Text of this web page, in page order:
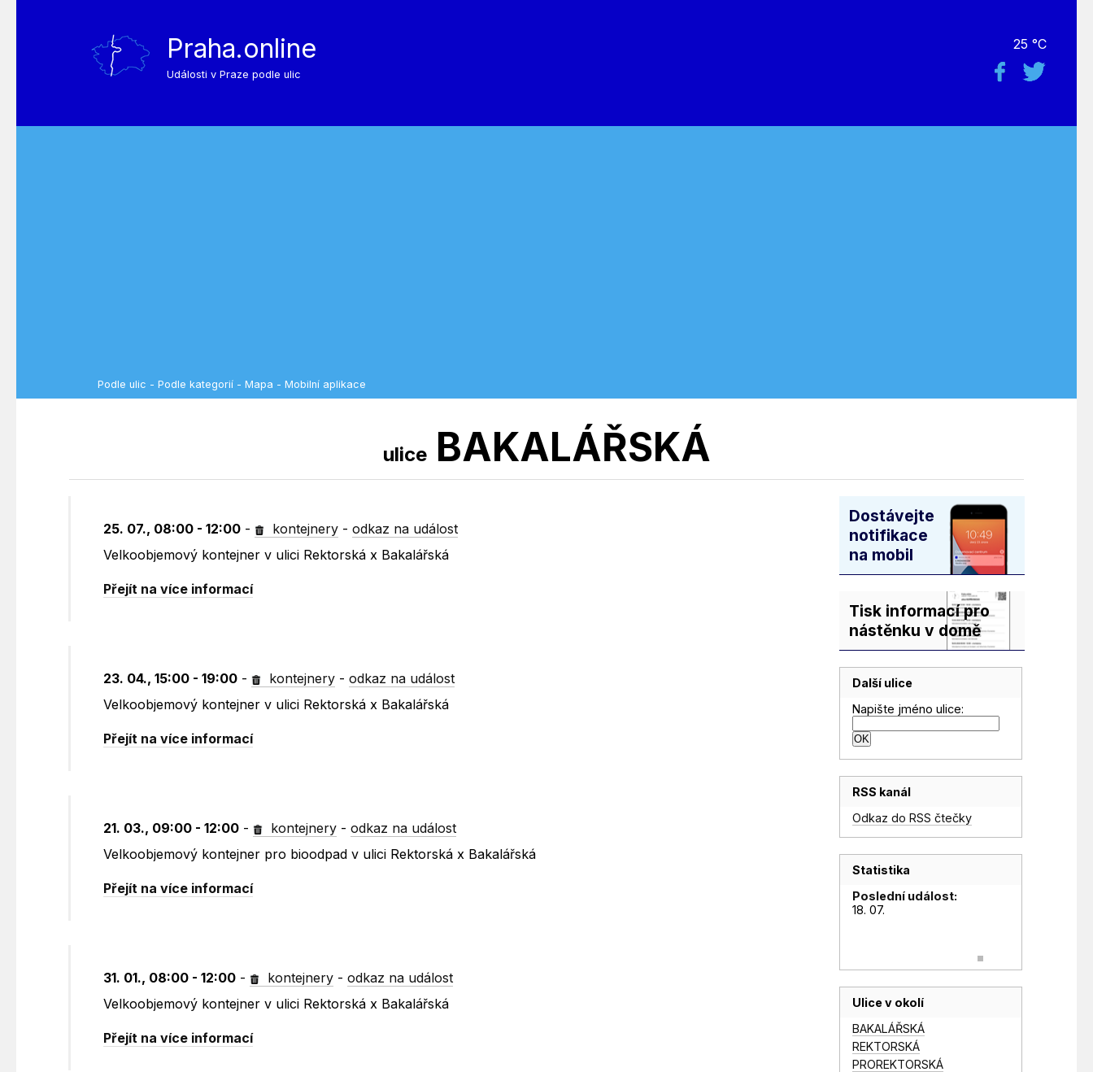
Praha.online
Události v Praze podle ulic
25 °C
Podle ulic - Podle kategorií - Mapa - Mobilní aplikace
uliceBAKALÁŘSKÁ
25. 07., 08:00 - 12:00 - kontejnery -odkaz na událost
Velkoobjemový kontejner v ulici Rektorská x Bakalářská
Přejít na více informací
23. 04., 15:00 - 19:00 - kontejnery -odkaz na událost
Velkoobjemový kontejner v ulici Rektorská x Bakalářská
Přejít na více informací
21. 03., 09:00 - 12:00 - kontejnery -odkaz na událost
Velkoobjemový kontejner pro bioodpad v ulici Rektorská x Bakalářská
Přejít na více informací
31. 01., 08:00 - 12:00 - kontejnery -odkaz na událost
Velkoobjemový kontejner v ulici Rektorská x Bakalářská
Přejít na více informací
Dostávejte
notifikace
na mobil
Tisk informací pro
nástěnku v domě
Další ulice
Napište jméno ulice:
RSS kanál
Odkaz do RSS čtečky
Statistika
Poslední událost:
18. 07.
Ulice v okolí
BAKALÁŘSKÁ
REKTORSKÁ
PROREKTORSKÁ